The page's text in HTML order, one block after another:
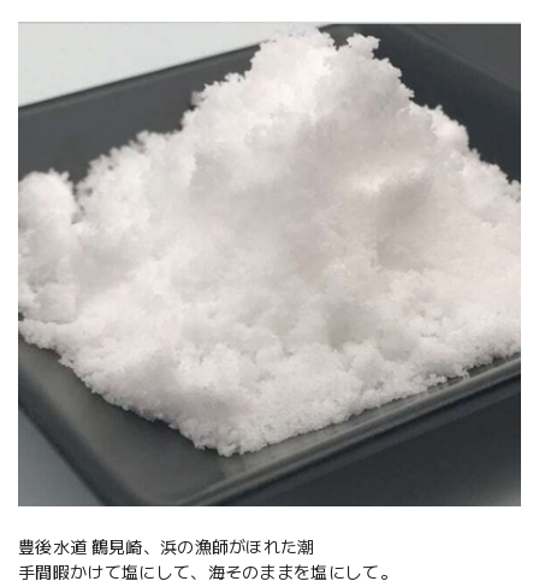
豊後水道 鶴見崎、浜の漁師がほれた潮
手間暇かけて塩にして、海そのままを塩にして。